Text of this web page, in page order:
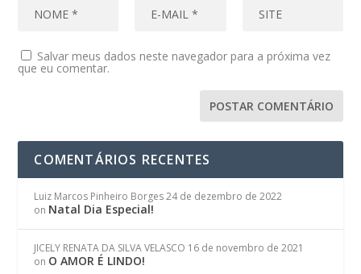
Salvar meus dados neste navegador para a próxima vez
que eu comentar.
COMENTÁRIOS RECENTES
Luiz Marcos Pinheiro Borges 24 de dezembro de 2022
on Natal Dia Especial!
JICELY RENATA DA SILVA VELASCO 16 de novembro de 2021
on O AMOR É LINDO!